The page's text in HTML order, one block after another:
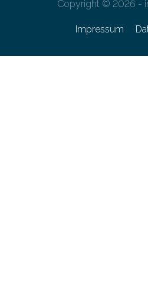
Copyright © 2026 -
Impressum